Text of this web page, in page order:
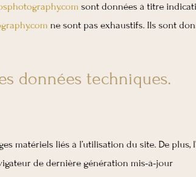
sont données à titre
ne sont pas exhaustifs. Ils sont
données techniques.
matériels liés à l’utilisation du site. De plus,
de dernière génération mis-à-jour